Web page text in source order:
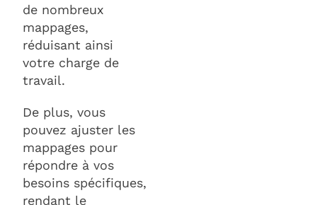
de nombreux
mappages,
réduisant ainsi
votre charge de
travail.
De plus, vous
pouvez ajuster les
mappages pour
répondre à vos
besoins spécifiques,
rendant le